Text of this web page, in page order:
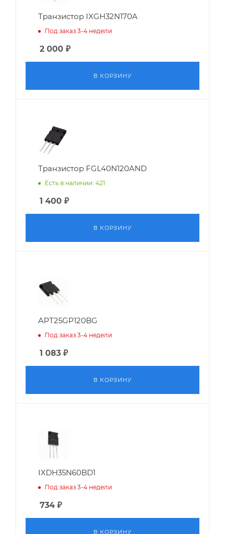
Транзистор IXGH32N170A
Под заказ 3-4 недели
2 000 ₽
В КОРЗИНУ
Транзистор FGL40N120AND
Есть в наличии: 421
1 400 ₽
В КОРЗИНУ
APT25GP120BG
Под заказ 3-4 недели
1 083 ₽
В КОРЗИНУ
IXDH35N60BD1
Под заказ 3-4 недели
734 ₽
В КОРЗИНУ